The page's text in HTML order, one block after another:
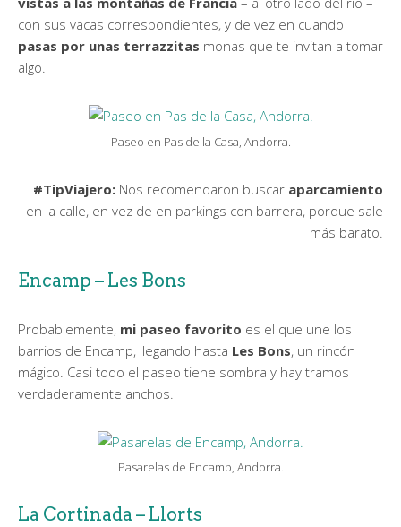
con sus vacas correspondientes, y de vez en cuando
pasas por unas terrazzitas monas que te invitan a tomar
algo.
Paseo en Pas de la Casa, Andorra.
#TipViajero: Nos recomendaron buscar aparcamiento
en la calle, en vez de en parkings con barrera, porque sale
más barato.
Encamp – Les Bons
Probablemente, mi paseo favorito es el que une los
barrios de Encamp, llegando hasta Les Bons, un rincón
mágico. Casi todo el paseo tiene sombra y hay tramos
verdaderamente anchos.
Pasarelas de Encamp, Andorra.
La Cortinada – Llorts